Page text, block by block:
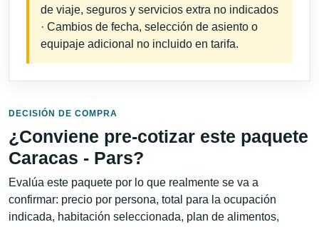
de viaje, seguros y servicios extra no indicados
· Cambios de fecha, selección de asiento o
equipaje adicional no incluido en tarifa.
DECISIÓN DE COMPRA
¿Conviene pre-cotizar este paquete
Caracas - Pars?
Evalúa este paquete por lo que realmente se va a
confirmar: precio por persona, total para la ocupación
indicada, habitación seleccionada, plan de alimentos,